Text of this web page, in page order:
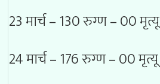
23 मार्च – 130 रुग्ण – 00 मृत्यू
24 मार्च – 176 रुग्ण – 00 मृत्यू